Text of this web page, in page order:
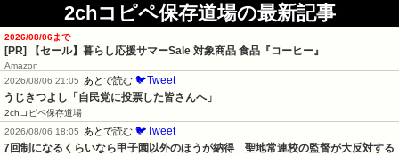
2chコピペ保存道場の最新記事
2026/08/06まで
[PR] 【セール】暮らし応援サマーSale 対象商品 食品『コーヒー』
Amazon
2026/08/06 21:05
あとで読む 🐦Tweet
うじきつよし「自民党に投票した皆さんへ」
2chコピペ保存道場
2026/08/06 18:05
あとで読む 🐦Tweet
7回制になるくらいなら甲子園以外のほうが納得　聖地常連校の監督が大反対する